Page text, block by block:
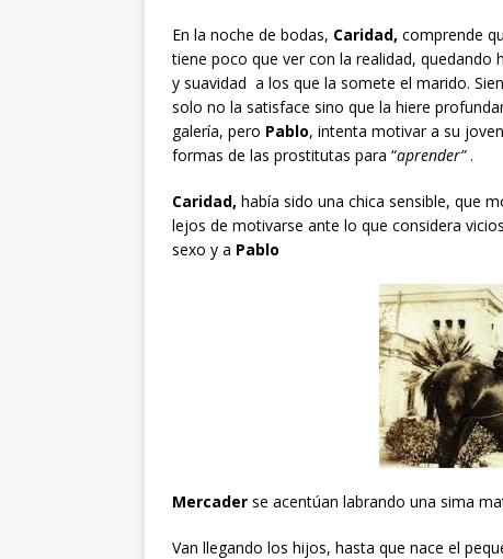
En la noche de bodas, Caridad, comprende
tiene poco que ver con la realidad, quedando
y suavidad a los que la somete el marido.
solo no la satisface sino que la hiere
galería, pero Pablo, intenta motivar a su
formas de las prostitutas para “aprender”.
Caridad, había sido una chica sensible, que
lejos de motivarse ante lo que considera
sexo y a Pablo
Mercader se acentúan labrando una sima
Van llegando los hijos, hasta que nace el